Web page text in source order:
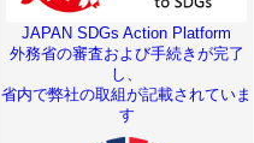
JAPAN SDGs Action Platform
外務省の審査および手続きが完了
し、
省内で弊社の取組が記載されていま
す